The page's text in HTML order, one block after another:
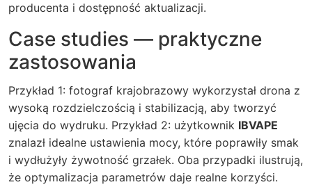
producenta i dostępność aktualizacji.
Case studies — praktyczne
zastosowania
Przykład 1: fotograf krajobrazowy wykorzystał drona z
wysoką rozdzielczością i stabilizacją, aby tworzyć
ujęcia do wydruku. Przykład 2: użytkownik IBVAPE
znalazł idealne ustawienia mocy, które poprawiły smak
i wydłużyły żywotność grzałek. Oba przypadki ilustrują,
że optymalizacja parametrów daje realne korzyści.